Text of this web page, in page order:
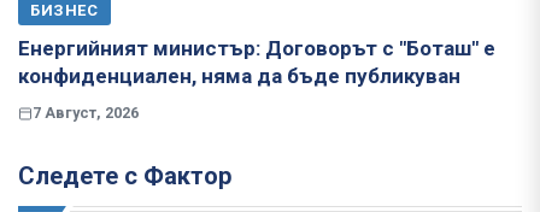
БИЗНЕС
Енергийният министър: Договорът с "Боташ" е
конфиденциален, няма да бъде публикуван
7 Август, 2026
Следете с Фактор